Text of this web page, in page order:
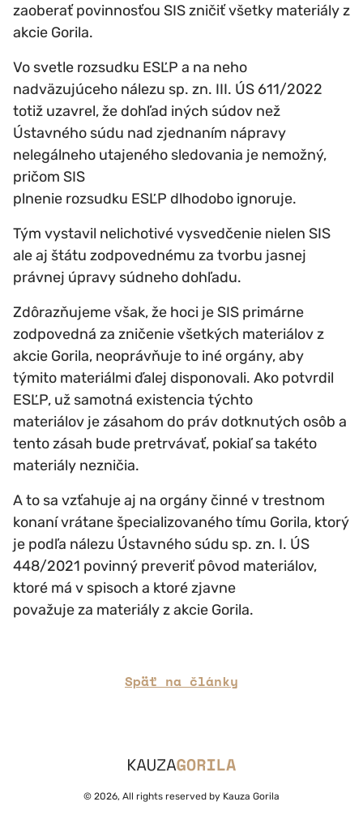
zaoberať povinnosťou SIS zničiť všetky materiály z
akcie Gorila.
Vo svetle rozsudku ESĽP a na neho
nadväzujúceho nálezu sp. zn. III. ÚS 611/2022
totiž uzavrel, že dohľad iných súdov než
Ústavného súdu nad zjednaním nápravy
nelegálneho utajeného sledovania je nemožný,
pričom SIS
plnenie rozsudku ESĽP dlhodobo ignoruje.
Tým vystavil nelichotivé vysvedčenie nielen SIS
ale aj štátu zodpovednému za tvorbu jasnej
právnej úpravy súdneho dohľadu.
Zdôrazňujeme však, že hoci je SIS primárne
zodpovedná za zničenie všetkých materiálov z
akcie Gorila, neoprávňuje to iné orgány, aby
týmito materiálmi ďalej disponovali. Ako potvrdil
ESĽP, už samotná existencia týchto
materiálov je zásahom do práv dotknutých osôb a
tento zásah bude pretrvávať, pokiaľ sa takéto
materiály nezničia.
A to sa vzťahuje aj na orgány činné v trestnom
konaní vrátane špecializovaného tímu Gorila, ktorý
je podľa nálezu Ústavného súdu sp. zn. I. ÚS
448/2021 povinný preveriť pôvod materiálov,
ktoré má v spisoch a ktoré zjavne
považuje za materiály z akcie Gorila.
Späť na články
© 2026, All rights reserved by Kauza Gorila